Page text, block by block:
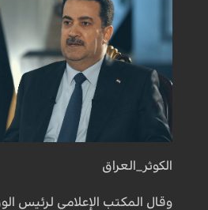
الكوثر_العراق
وقال المكتب الإعلامي لرئيس